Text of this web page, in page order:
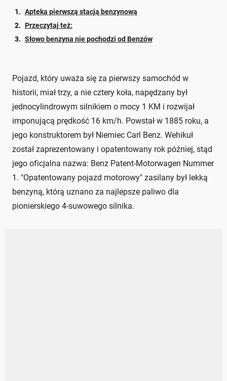
Apteka pierwszą stacją benzynową
Przeczytaj też:
Słowo benzyna nie pochodzi od Benzów
Pojazd, który uważa się za pierwszy samochód w
historii, miał trzy, a nie cztery koła, napędzany był
jednocylindrowym silnikiem o mocy 1 KM i rozwijał
imponującą prędkość 16 km/h. Powstał w 1885 roku, a
jego konstruktorem był Niemiec Carl Benz. Wehikuł
został zaprezentowany i opatentowany rok później, stąd
jego oficjalna nazwa: Benz Patent-Motorwagen Nummer
1. "Opatentowany pojazd motorowy" zasilany był lekką
benzyną, którą uznano za najlepsze paliwo dla
pionierskiego 4-suwowego silnika.